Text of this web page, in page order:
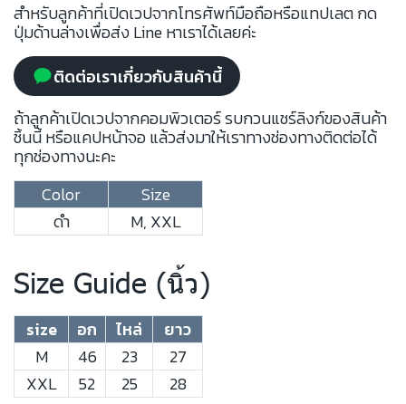
สำหรับลูกค้าที่เปิดเวปจากโทรศัพท์มือถือหรือแทปเลต กด
ปุ่มด้านล่างเพื่อส่ง Line หาเราได้เลยค่ะ
ติดต่อเราเกี่ยวกับสินค้านี้
ถ้าลูกค้าเปิดเวปจากคอมพิวเตอร์ รบกวนแชร์ลิงก์ของสินค้า
ชิ้นนี้ หรือแคปหน้าจอ แล้วส่งมาให้เราทางช่องทางติดต่อได้
ทุกช่องทางนะคะ
Color
Size
ดำ
M, XXL
Size Guide (นิ้ว)
size อก ไหล่
ยาว
M
46 23
27
XXL
52 25 28